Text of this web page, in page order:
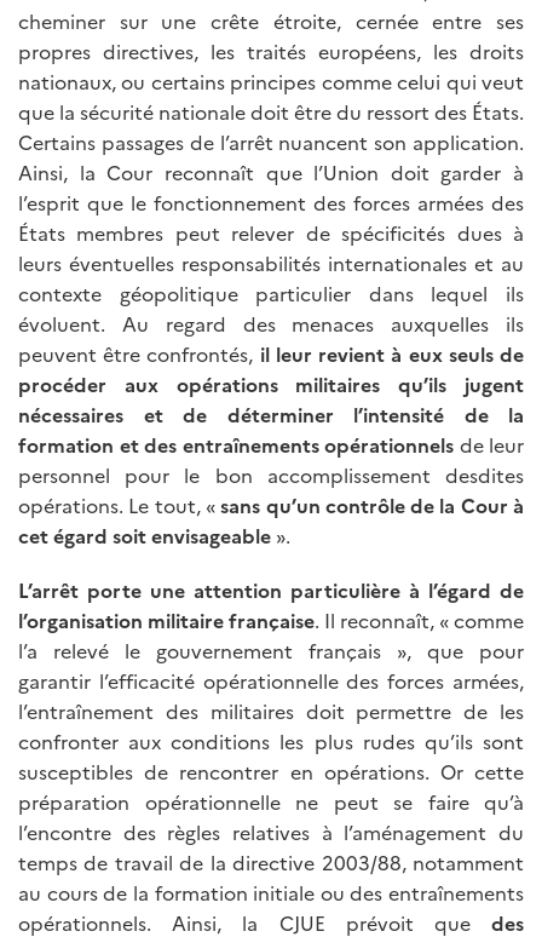
cheminer sur une crête étroite, cernée entre ses
propres directives, les traités européens, les droits
nationaux, ou certains principes comme celui qui veut
que la sécurité nationale doit être du ressort des États.
Certains passages de l’arrêt nuancent son application.
Ainsi, la Cour reconnaît que l’Union doit garder à
l’esprit que le fonctionnement des forces armées des
États membres peut relever de spécificités dues à
leurs éventuelles responsabilités internationales et au
contexte géopolitique particulier dans lequel ils
évoluent. Au regard des menaces auxquelles ils
peuvent être confrontés, il leur revient à eux seuls de
procéder aux opérations militaires qu’ils jugent
nécessaires et de déterminer l’intensité de la
formation et des entraînements opérationnels de leur
personnel pour le bon accomplissement desdites
opérations. Le tout, «sans qu’un contrôle de la Cour à
cet égard soit envisageable ».
L’arrêt porte une attention particulière à l’égard de
l’organisation militaire française. Il reconnaît, « comme
l’a relevé le gouvernement français », que pour
garantir l’efficacité opérationnelle des forces armées,
l’entraînement des militaires doit permettre de les
confronter aux conditions les plus rudes qu’ils sont
susceptibles de rencontrer en opérations. Or cette
préparation opérationnelle ne peut se faire qu’à
l’encontre des règles relatives à l’aménagement du
temps de travail de la directive 2003/88, notamment
au cours de la formation initiale ou des entraînements
opérationnels. Ainsi, la CJUE prévoit que des